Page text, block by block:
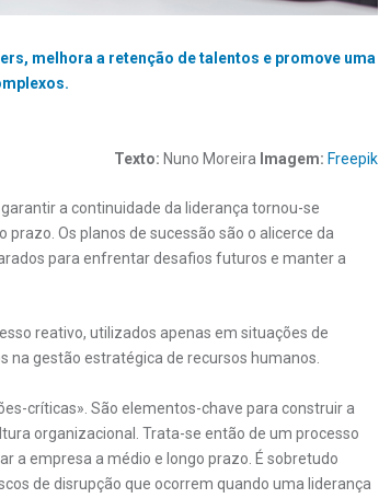
melhora a retenção de talentos e promove uma
Texto: Nuno Moreira Imagem: Freepik
a continuidade da liderança tornou-se
Os planos de sucessão são o alicerce da
para enfrentar desafios futuros e manter a
reativo, utilizados apenas em situações de
na gestão estratégica de recursos humanos.
críticas». São elementos-chave para construir a
organizacional. Trata-se então de um processo
a empresa a médio e longo prazo. É sobretudo
de disrupção que ocorrem quando uma liderança